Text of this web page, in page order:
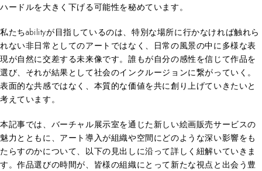
ハードルを大きく下げる可能性を秘めています。
私たちabilityが目指しているのは、特別な場所に行かなければ触れら
れない非日常としてのアートではなく、日常の風景の中に多様な表
現が自然に交差する未来像です。誰もが自分の感性を信じて作品を
選び、それが結果として社会のインクルージョンに繋がっていく。
表面的な共感ではなく、本質的な価値を共に創り上げていきたいと
考えています。
本記事では、バーチャル展示室を通じた新しい絵画販売サービスの
魅力とともに、アート導入が組織や空間にどのような深い影響をも
たらすのかについて、以下の見出しに沿って詳しく紐解いていきま
す。作品選びの時間が、皆様の組織にとって新たな視点と出会う豊